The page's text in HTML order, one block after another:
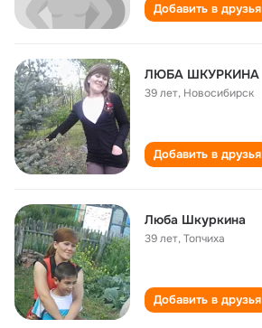
Добавить в друзья
ЛЮБА ШКУРКИНА
39 лет, Новосибирск
Добавить в друзья
Люба Шкуркина
39 лет,Топчиха
Добавить в друзья